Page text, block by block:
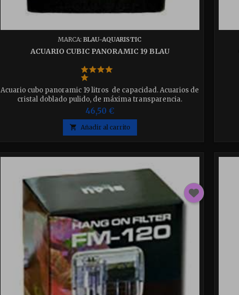
MARCA:BLAU-AQUARISTIC
ACUARIO CUBIC PANORAMIC 19 BLAU
Acuario cubo panoramic 19 litros de capacidad. Acuarios de
cristal doblado pulido, de máxima transparencia.
medidas 25x25x30 cm
46,50 €
 Añadir al carrito